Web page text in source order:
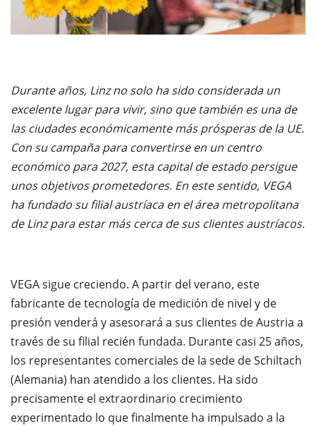
Durante años, Linz no solo ha sido considerada un
excelente lugar para vivir, sino que también es una de
las ciudades económicamente más prósperas de la UE.
Con su campaña para convertirse en un centro
económico para 2027, esta capital de estado persigue
unos objetivos prometedores. En este sentido, VEGA
ha fundado su filial austríaca en el área metropolitana
de Linz para estar más cerca de sus clientes austríacos.
VEGA sigue creciendo. A partir del verano, este
fabricante de tecnología de medición de nivel y de
presión venderá y asesorará a sus clientes de Austria a
través de su filial recién fundada. Durante casi 25 años,
los representantes comerciales de la sede de Schiltach
(Alemania) han atendido a los clientes. Ha sido
precisamente el extraordinario crecimiento
experimentado lo que finalmente ha impulsado a la